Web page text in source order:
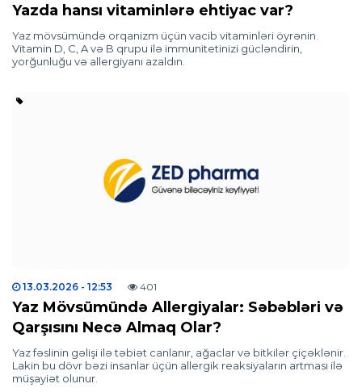
Yazda hansı vitaminlərə ehtiyac var?
Yaz mövsümündə orqanizm üçün vacib vitaminləri öyrənin.
Vitamin D, C, A və B qrupu ilə immunitetinizi gücləndirin,
yorğunluğu və allergiyanı azaldın.
13.03.2026 - 12:53 401
Yaz Mövsümündə Allergiyalar: Səbəbləri və
Qarşısını Necə Almaq Olar?
Yaz fəslinin gəlişi ilə təbiət canlanır, ağaclar və bitkilər çiçəklənir.
Lakin bu dövr bəzi insanlar üçün allergik reaksiyaların artması ilə
müşayiət olunur.